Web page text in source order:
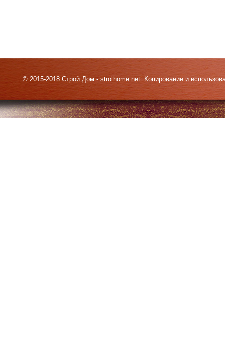
© 2015-2018 Строй Дом - stroihome.net. Копирование и